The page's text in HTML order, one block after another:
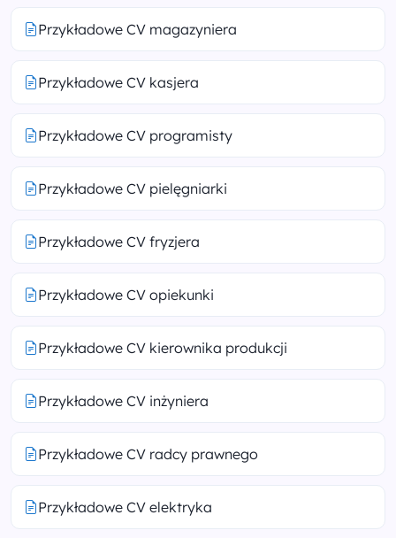
Przykładowe CV magazyniera
Przykładowe CV kasjera
Przykładowe CV programisty
Przykładowe CV pielęgniarki
Przykładowe CV fryzjera
Przykładowe CV opiekunki
Przykładowe CV kierownika produkcji
Przykładowe CV inżyniera
Przykładowe CV radcy prawnego
Przykładowe CV elektryka